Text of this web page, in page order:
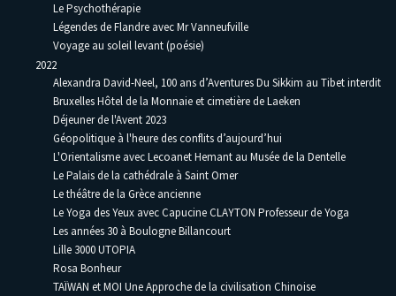
Le Psychothérapie
Légendes de Flandre avec Mr Vanneufville
Voyage au soleil levant (poésie)
2022
Alexandra David-Neel, 100 ans d’Aventures Du Sikkim au Tibet interdit
Bruxelles Hôtel de la Monnaie et cimetière de Laeken
Déjeuner de l'Avent 2023
Géopolitique à l'heure des conflits d’aujourd’hui
L'Orientalisme avec Lecoanet Hemant au Musée de la Dentelle
Le Palais de la cathédrale à Saint Omer
Le théâtre de la Grèce ancienne
Le Yoga des Yeux avec Capucine CLAYTON Professeur de Yoga
Les années 30 à Boulogne Billancourt
Lille 3000 UTOPIA
Rosa Bonheur
TAÏWAN et MOI Une Approche de la civilisation Chinoise